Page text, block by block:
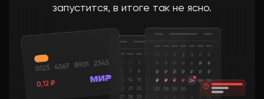
запустится, в итоге так не ясно.